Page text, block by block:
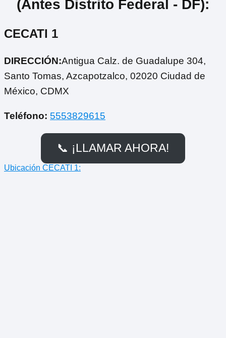
(Antes Distrito Federal - DF):
CECATI 1
DIRECCIÓN:Antigua Calz. de Guadalupe 304,
Santo Tomas, Azcapotzalco, 02020 Ciudad de
México, CDMX
Teléfono: 5553829615
📞 ¡LLAMAR AHORA!
Ubicación CECATI 1: